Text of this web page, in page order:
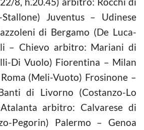
Stallone) Juventus – Udinese
di Bergamo (De Luca-
– Chievo arbitro: Mariani di
Di Vuolo) Fiorentina – Milan
(Meli-Vuoto) Frosinone –
di Livorno (Costanzo-Lo
arbitro: Calvarese di
Pegorin) Palermo – Genoa